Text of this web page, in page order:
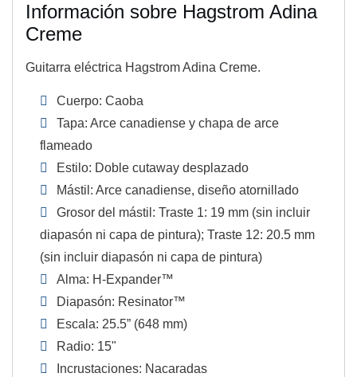
Información sobre Hagstrom Adina
Creme
Guitarra eléctrica Hagstrom Adina Creme.
Cuerpo: Caoba
Tapa: Arce canadiense y chapa de arce
flameado
Estilo: Doble cutaway desplazado
Mástil: Arce canadiense, diseño atornillado
Grosor del mástil: Traste 1: 19 mm (sin incluir
diapasón ni capa de pintura); Traste 12: 20.5 mm
(sin incluir diapasón ni capa de pintura)
Alma: H-Expander™
Diapasón: Resinator™
Escala: 25.5” (648 mm)
Radio: 15"
Incrustaciones: Nacaradas